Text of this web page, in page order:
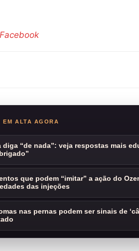
Facebook
EM ALTA AGORA
diga “de nada”: veja respostas mais
que podem “imitar” a ação do
das injeções
nas pernas podem ser sinais de